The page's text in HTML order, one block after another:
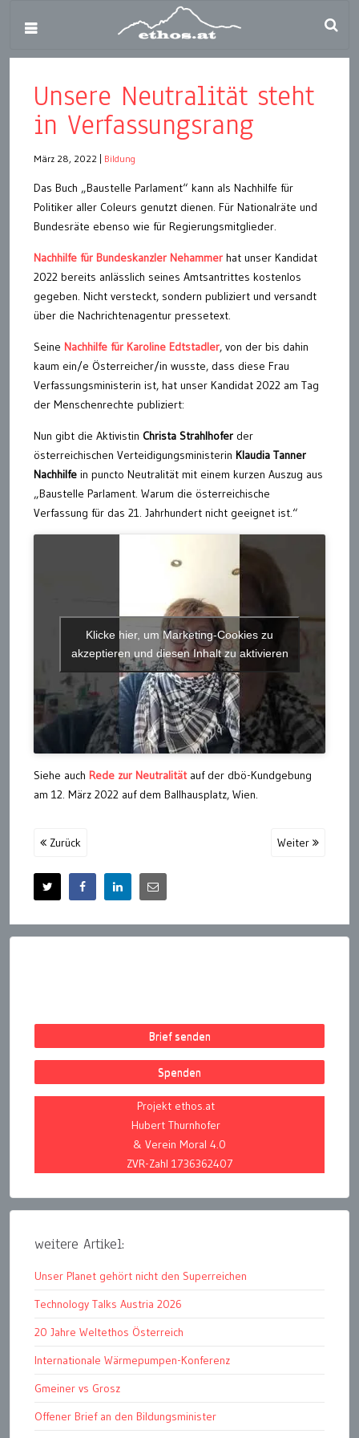
Unsere Neutralität steht
in Verfassungsrang
März 28, 2022 Bildung
Das Buch „Baustelle Parlament“ kann als Nachhilfe für
Politiker aller Coleurs genutzt dienen. Für Nationalräte und
Bundesräte ebenso wie für Regierungsmitglieder.
Nachhilfe für Bundeskanzler Nehammer hat unser Kandidat
2022 bereits anlässlich seines Amtsantrittes kostenlos
gegeben. Nicht versteckt, sondern publiziert und versandt
über die Nachrichtenagentur pressetext.
Seine Nachhilfe für Karoline Edtstadler, von der bis dahin
kaum ein/e Österreicher/in wusste, dass diese Frau
Verfassungsministerin ist, hat unser Kandidat 2022 am Tag
der Menschenrechte publiziert:
Nun gibt die Aktivistin Christa Strahlhofer der
österreichischen Verteidigungsministerin Klaudia Tanner
Nachhilfe in puncto Neutralität mit einem kurzen Auszug aus
„Baustelle Parlament. Warum die österreichische
Verfassung für das 21. Jahrhundert nicht geeignet ist.“
Klicke hier, um Marketing-Cookies zu
akzeptieren und diesen Inhalt zu aktivieren
Siehe auch Rede zur Neutralitätauf der dbö-Kundgebung
am 12. März 2022 auf dem Ballhausplatz, Wien.
Zurück Weiter
Brief senden
Spenden
Projekt ethos.at
Hubert Thurnhofer
& Verein Moral 4.0
ZVR-Zahl 1736362407
weitere Artikel:
Unser Planet gehört nicht den Superreichen
Technology Talks Austria 2026
20 Jahre Weltethos Österreich
Internationale Wärmepumpen-Konferenz
Gmeiner vs Grosz
Offener Brief an den Bildungsminister